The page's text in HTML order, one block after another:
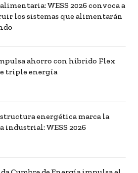
WESS 2026 convoca a
los sistemas que alimentarán
ahorro con híbrido Flex
triple energía
energética marca la
industrial: WESS 2026